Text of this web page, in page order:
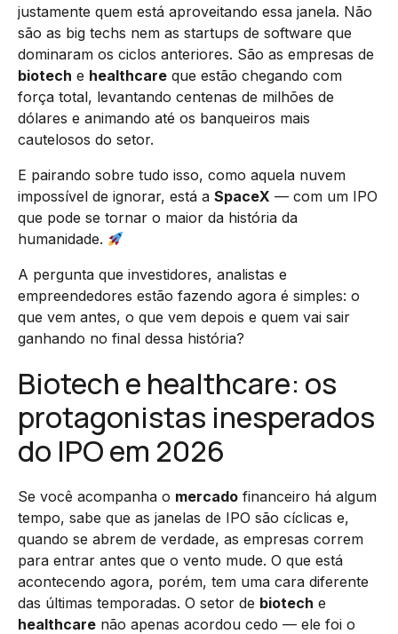
justamente quem está aproveitando essa janela. Não
são as big techs nem as startups de software que
dominaram os ciclos anteriores. São as empresas de
biotech e healthcare que estão chegando com
força total, levantando centenas de milhões de
dólares e animando até os banqueiros mais
cautelosos do setor.
E pairando sobre tudo isso, como aquela nuvem
impossível de ignorar, está a SpaceX — com um IPO
que pode se tornar o maior da história da
humanidade.
A pergunta que investidores, analistas e
empreendedores estão fazendo agora é simples: o
que vem antes, o que vem depois e quem vai sair
ganhando no final dessa história?
Biotech e healthcare: os
protagonistas inesperados
do IPO em 2026
Se você acompanha o mercado financeiro há algum
tempo, sabe que as janelas de IPO são cíclicas e,
quando se abrem de verdade, as empresas correm
para entrar antes que o vento mude. O que está
acontecendo agora, porém, tem uma cara diferente
das últimas temporadas. O setor de biotech e
healthcare não apenas acordou cedo — ele foi o